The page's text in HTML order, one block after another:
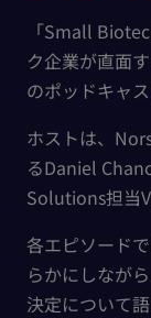
「Small
ク企業が直面
のポッドキャス
ホストは、
るDaniel
Solutions担当
各エピソード
らかにしなが
決定について